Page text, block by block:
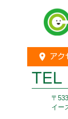
location_on アク
TEL
〒
イー